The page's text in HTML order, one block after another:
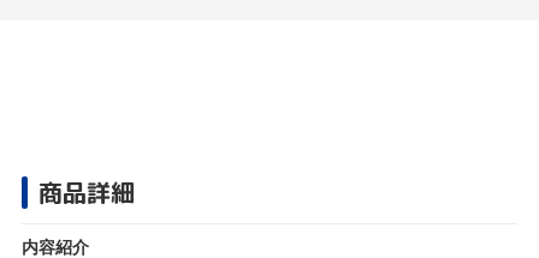
商品詳細
内容紹介